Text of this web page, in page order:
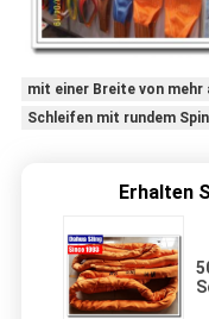
mit einer Breite von mehr
Schleifen mit rundem
Erhalten